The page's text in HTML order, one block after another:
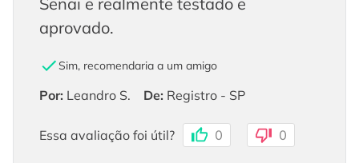
aprovado.
Sim, recomendaria a um amigo
Por: Leandro S. De: Registro - SP
Essa avaliação foi útil? 0 0